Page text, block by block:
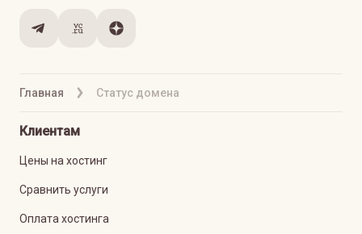
Главная Статус домена
Клиентам
Цены на хостинг
Сравнить услуги
Оплата хостинга